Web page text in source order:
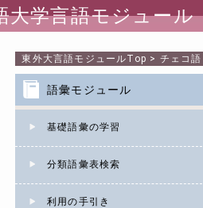
大学言語モジュール
東外大言語モジュールTop > チェコ語
語彙モジュール
基礎語彙の学習
分類語彙表検索
利用の手引き